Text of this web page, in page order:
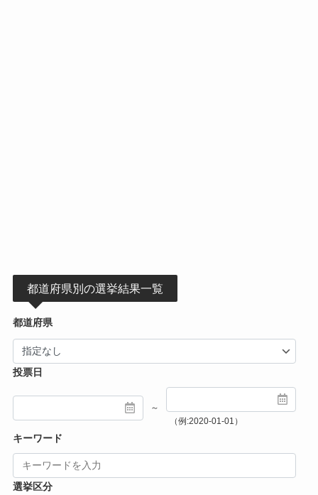
都道府県別の選挙結果一覧
都道府県
投票日
～
（例:2020-01-01）
キーワード
選挙区分